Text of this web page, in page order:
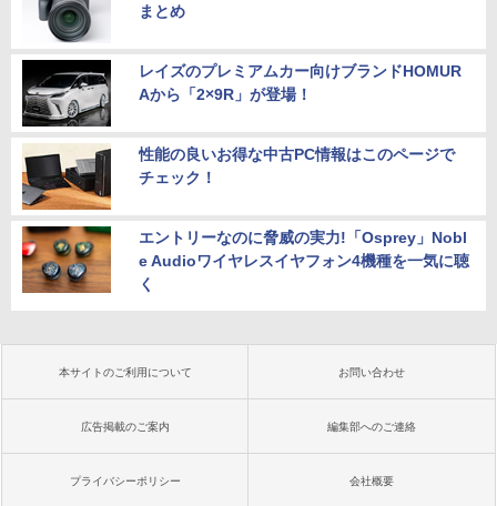
まとめ
レイズのプレミアムカー向けブランドHOMUR
Aから「2×9R」が登場！
性能の良いお得な中古PC情報はこのページで
チェック！
エントリーなのに脅威の実力!「Osprey」Nobl
e Audioワイヤレスイヤフォン4機種を一気に聴
く
本サイトのご利用について お問い合わせ
広告掲載のご案内 編集部へのご連絡
プライバシーポリシー 会社概要